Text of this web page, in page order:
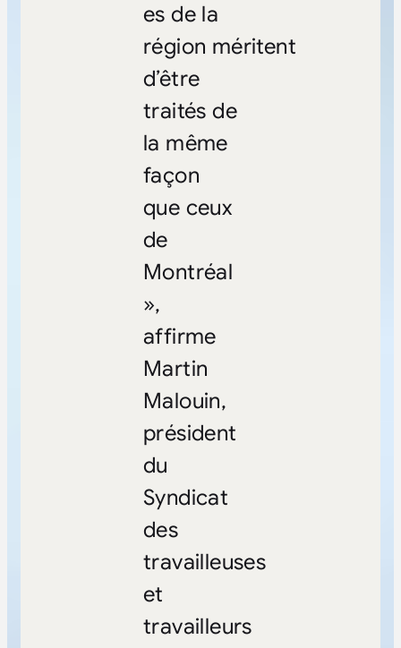
es de la
région méritent
d’être
traités de
la même
façon
que ceux
de
Montréal
»,
affirme
Martin
Malouin,
président
du
Syndicat
des
travailleuses
et
travailleurs